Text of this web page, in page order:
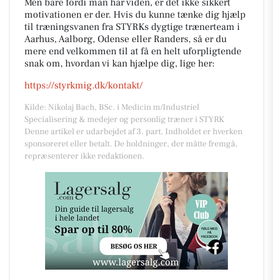
motivationen er der. Hvis du kunne tænke dig hjælp
til træningsvanen fra STYRKs dygtige trænerteam i
Aarhus, Aalborg, Odense eller Randers, så er du
mere end velkommen til at få en helt uforpligtende
snak om, hvordan vi kan hjælpe dig, lige her:
https://styrkmig.dk/kontakt/
Kilde: Nikolaj Bach, BSc. i Medicin m/Industriel
Specialisering & medejer og personlig træner i STYRK
Denne artikel er udarbejdet af 3. part. Indholdet er hverken
sponsoreret eller betalt. De holdninger, der måtte fremgå,
repræsenterer ikke redaktionen.